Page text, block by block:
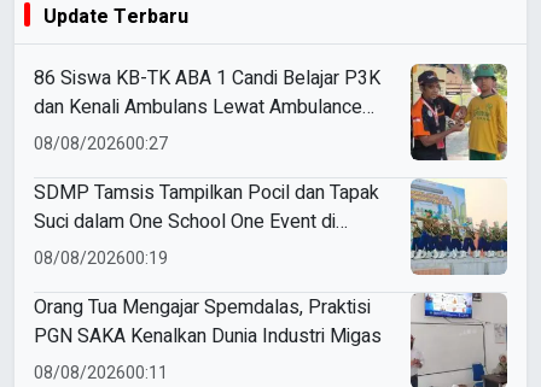
Update Terbaru
86 Siswa KB-TK ABA 1 Candi Belajar P3K
dan Kenali Ambulans Lewat Ambulance
Goes to Schools
08/08/202600:27
SDMP Tamsis Tampilkan Pocil dan Tapak
Suci dalam One School One Event di
Mojokerto
08/08/202600:19
Orang Tua Mengajar Spemdalas, Praktisi
PGN SAKA Kenalkan Dunia Industri Migas
08/08/202600:11